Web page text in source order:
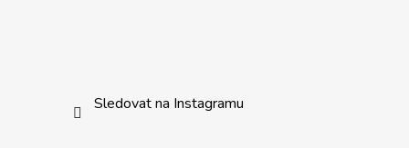
Sledovat na Instagramu